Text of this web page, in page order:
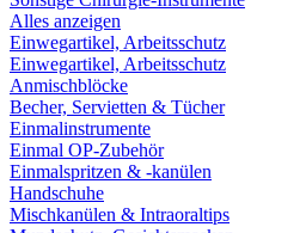
Alles anzeigen
Einwegartikel, Arbeitsschutz
Einwegartikel, Arbeitsschutz
Anmischblöcke
Becher, Servietten & Tücher
Einmalinstrumente
Einmal OP-Zubehör
Einmalspritzen & -kanülen
Handschuhe
Mischkanülen & Intraoraltips